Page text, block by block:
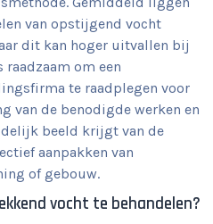
van opstijgend vocht
dit kan hoger uitvallen bij
om een
te raadplegen voor
van de benodigde werken en
beeld krijgt van de
aanpakken van
of gebouw.
vocht te behandelen?